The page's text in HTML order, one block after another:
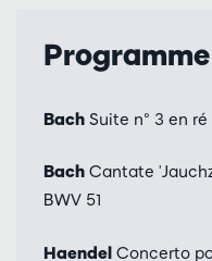
Programme
Bach Suite n° 3 en
Bach Cantate
BWV 51
Haendel Concerto